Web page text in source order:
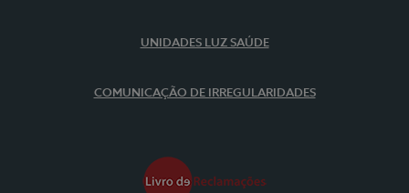
UNIDADES LUZ SAÚDE
COMUNICAÇÃO DE IRREGULARIDADES